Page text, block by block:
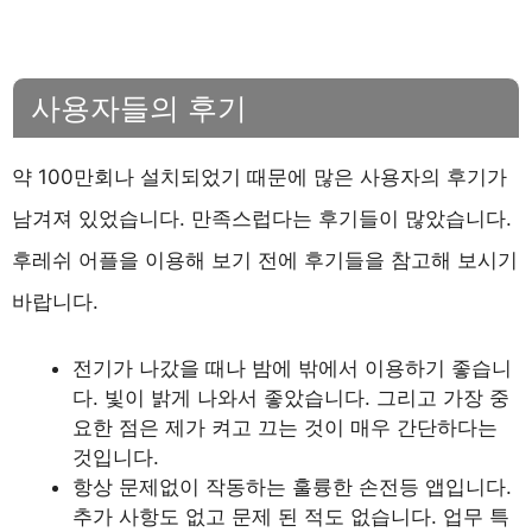
사용자들의 후기
약 100만회나 설치되었기 때문에 많은 사용자의 후기가
남겨져 있었습니다. 만족스럽다는 후기들이 많았습니다.
후레쉬 어플을 이용해 보기 전에 후기들을 참고해 보시기
바랍니다.
전기가 나갔을 때나 밤에 밖에서 이용하기 좋습니
다. 빛이 밝게 나와서 좋았습니다. 그리고 가장 중
요한 점은 제가 켜고 끄는 것이 매우 간단하다는
것입니다.
항상 문제없이 작동하는 훌륭한 손전등 앱입니다.
추가 사항도 없고 문제 된 적도 없습니다. 업무 특